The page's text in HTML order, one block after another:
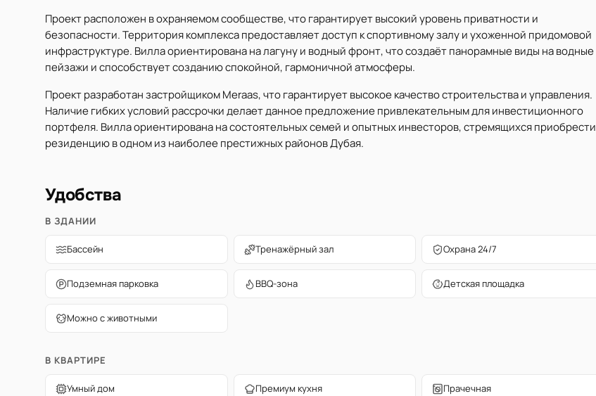
Проект расположен в охраняемом сообществе, что гарантирует высокий уровень приватности и
безопасности. Территория комплекса предоставляет доступ к спортивному залу и ухоженной придомовой
инфраструктуре. Вилла ориентирована на лагуну и водный фронт, что создаёт панорамные виды на водные
пейзажи и способствует созданию спокойной, гармоничной атмосферы.
Проект разработан застройщиком Meraas, что гарантирует высокое качество строительства и управления.
Наличие гибких условий рассрочки делает данное предложение привлекательным для инвестиционного
портфеля. Вилла ориентирована на состоятельных семей и опытных инвесторов, стремящихся приобрести
резиденцию в одном из наиболее престижных районов Дубая.
Удобства
В ЗДАНИИ
Бассейн Тренажёрный зал Охрана 24/7
Подземная парковка BBQ-зона Детская площадка
Можно с животными
В КВАРТИРЕ
Умный дом Премиум кухня Прачечная